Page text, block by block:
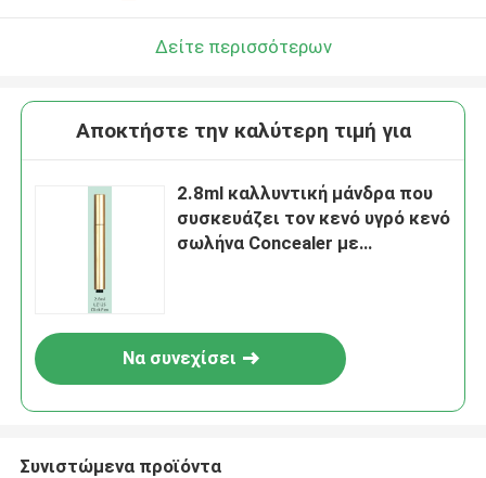
Δείτε περισσότερων
Αποκτήστε την καλύτερη τιμή για
2.8ml καλλυντική μάνδρα που
συσκευάζει τον κενό υγρό κενό
σωλήνα Concealer με
Να συνεχίσει
Συνιστώμενα προϊόντα